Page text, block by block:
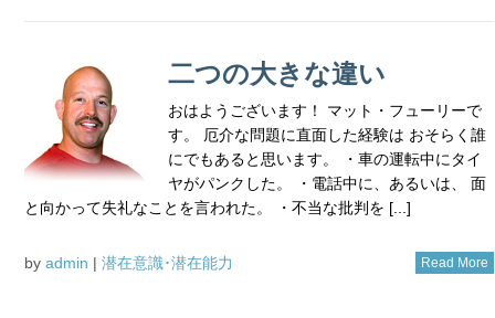
二つの大きな違い
おはようございます！ マット・フューリーで
す。 厄介な問題に直面した経験は おそらく誰
にでもあると思います。 ・車の運転中にタイ
ヤがパンクした。 ・電話中に、あるいは、 面
と向かって失礼なことを言われた。 ・不当な批判を [...]
by admin | 潜在意識･潜在能力 Read More